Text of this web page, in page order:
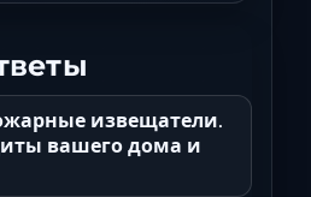
извещатели.
вашего дома и